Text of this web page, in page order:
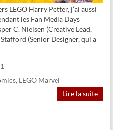
LEGO Harry Potter, j’ai aussi
les Fan Media Days
C. Nielsen (Creative Lead,
(Senior Designer, qui a
, LEGO Marvel
Lire la suite